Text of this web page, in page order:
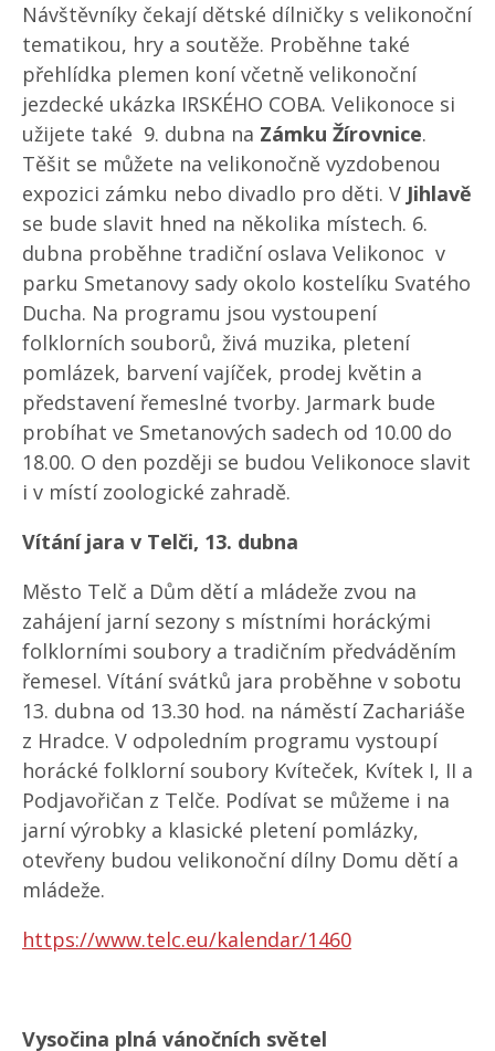
Návštěvníky čekají dětské dílničky s velikonoční
tematikou, hry a soutěže. Proběhne také
přehlídka plemen koní včetně velikonoční
jezdecké ukázka IRSKÉHO COBA. Velikonoce si
užijete také 9. dubna na Zámku Žírovnice.
Těšit se můžete na velikonočně vyzdobenou
expozici zámku nebo divadlo pro děti. V Jihlavě
se bude slavit hned na několika místech. 6.
dubna proběhne tradiční oslava Velikonoc v
parku Smetanovy sady okolo kostelíku Svatého
Ducha. Na programu jsou vystoupení
folklorních souborů, živá muzika, pletení
pomlázek, barvení vajíček, prodej květin a
představení řemeslné tvorby. Jarmark bude
probíhat ve Smetanových sadech od 10.00 do
18.00. O den později se budou Velikonoce slavit
i v místí zoologické zahradě.
Vítání jara v Telči, 13. dubna
Město Telč a Dům dětí a mládeže zvou na
zahájení jarní sezony s místními horáckými
folklorními soubory a tradičním předváděním
řemesel. Vítání svátků jara proběhne v sobotu
13. dubna od 13.30 hod. na náměstí Zachariáše
z Hradce. V odpoledním programu vystoupí
horácké folklorní soubory Kvíteček, Kvítek I, II a
Podjavořičan z Telče. Podívat se můžeme i na
jarní výrobky a klasické pletení pomlázky,
otevřeny budou velikonoční dílny Domu dětí a
mládeže.
https://www.telc.eu/kalendar/1460
Vysočina plná vánočních světel